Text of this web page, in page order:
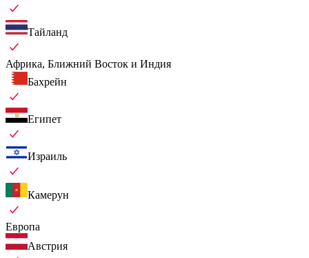
Тайланд
Африка, Ближний Восток и Индия
Бахрейн
Египет
Израиль
Камерун
Европа
Австрия